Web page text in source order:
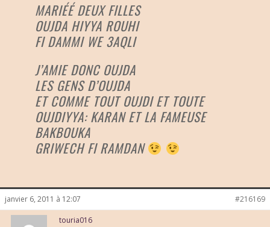
MARIÉÉ DEUX FILLES
OUJDA HIYYA ROUHI
FI DAMMI WE 3AQLI
J’AMIE DONC OUJDA
LES GENS D’OUJDA
ET COMME TOUT OUJDI ET TOUTE
OUJDIYYA: KARAN ET LA FAMEUSE
BAKBOUKA
GRIWECH FI RAMDAN
janvier 6, 2011 à 12:07 #216169
touria016